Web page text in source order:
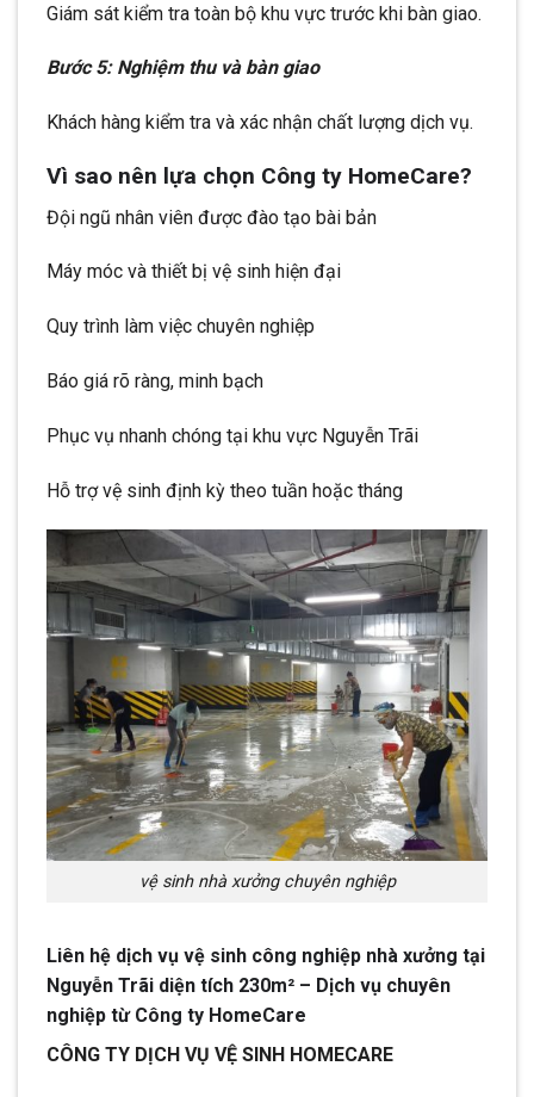
Giám sát kiểm tra toàn bộ khu vực trước khi bàn giao.
Bước 5: Nghiệm thu và bàn giao
Khách hàng kiểm tra và xác nhận chất lượng dịch vụ.
Vì sao nên lựa chọn Công ty HomeCare?
Đội ngũ nhân viên được đào tạo bài bản
Máy móc và thiết bị vệ sinh hiện đại
Quy trình làm việc chuyên nghiệp
Báo giá rõ ràng, minh bạch
Phục vụ nhanh chóng tại khu vực Nguyễn Trãi
Hỗ trợ vệ sinh định kỳ theo tuần hoặc tháng
vệ sinh nhà xưởng chuyên nghiệp
Liên hệ dịch vụ vệ sinh công nghiệp nhà xưởng tại
Nguyễn Trãi diện tích 230m² – Dịch vụ chuyên
nghiệp từ Công ty HomeCare
CÔNG TY DỊCH VỤ VỆ SINH HOMECARE